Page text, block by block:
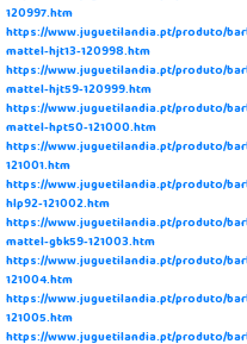
120997.htm
https://www.juguetilandia.pt/produto/
mattel-hjt13-120998.htm
https://www.juguetilandia.pt/produto/
mattel-hjt59-120999.htm
https://www.juguetilandia.pt/produto/
mattel-hpt50-121000.htm
https://www.juguetilandia.pt/produto/
121001.htm
https://www.juguetilandia.pt/produto/
hlp92-121002.htm
https://www.juguetilandia.pt/produto/
mattel-gbk59-121003.htm
https://www.juguetilandia.pt/produto/
121004.htm
https://www.juguetilandia.pt/produto/
121005.htm
https://www.juguetilandia.pt/produto/